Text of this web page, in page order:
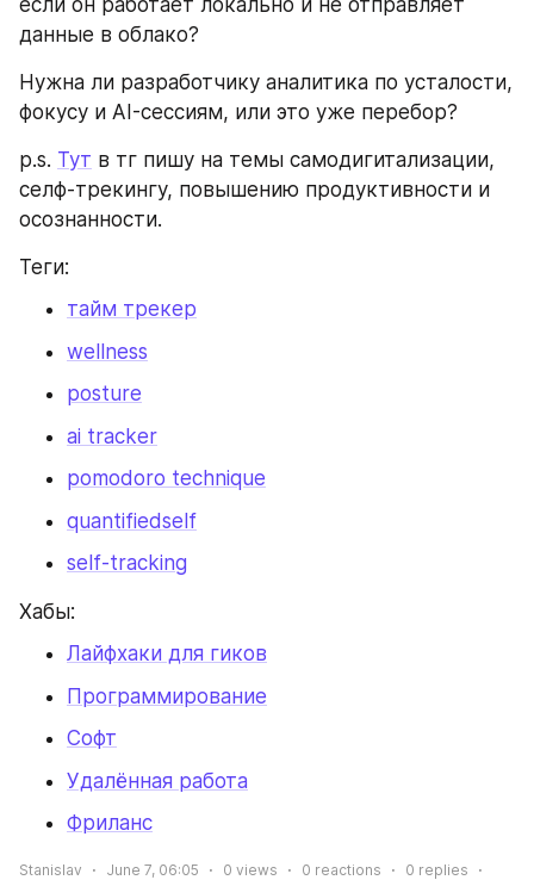
данные в облако?
Нужна ли разработчику аналитика по усталости,
фокусу и AI-сессиям, или это уже перебор?
p.s. Тут в тг пишу на темы самодигитализации,
селф-трекингу, повышению продуктивности и
осознанности.
Теги:
тайм трекер
wellness
posture
ai tracker
pomodoro technique
quantifiedself
self-tracking
Хабы:
Лайфхаки для гиков
Программирование
Софт
Удалённая работа
Фриланс
Stanislav June 7, 06:05 0 views 0 reactions 0 replies